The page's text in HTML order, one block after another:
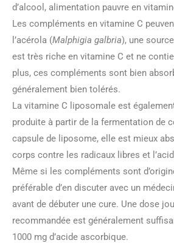
d’alcool, alimentation pauvre en
Les compléments en vitamine C
l’acérola (Malphigia galbria), une
est très riche en vitamine C et ne
plus, ces compléments sont bien
généralement bien tolérés.
La vitamine C liposomale est
produite à partir de la fermentation de
capsule de liposome, elle est mieux
corps contre les radicaux libres et
Même si les compléments sont
préférable d’en discuter avec un
avant de débuter une cure. Une dose
recommandée est généralement
1000 mg d’acide ascorbique.